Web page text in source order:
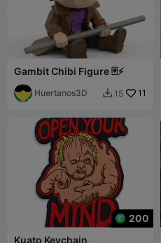
Gambit Chibi Figure 🃏⚡
Huertanos3D  15 11
200
Kuato Keychain